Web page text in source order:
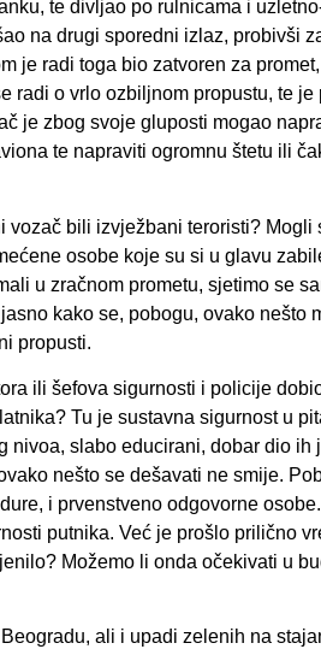
te divljao po rulnicama i
na drugi sporedni izlaz, probivši
je radi toga bio zatvoren za
o vrlo ozbiljnom propustu, te
je zbog svoje gluposti mogao
te napraviti ogromnu štetu ili
bili izvježbani teroristi? Mogli
osobe koje su si u glavu
u zračnom prometu, sjetimo se
kako se, pobogu, ovako nešto
propusti.
ili šefova sigurnosti i policije
Tu je sustavna sigurnost u
slabo educirani, dobar dio ih
nešto se dešavati ne smije.
i prvenstveno odgovorne
putnika. Već je prošlo prilično
Možemo li onda očekivati u
ali i upadi zelenih na